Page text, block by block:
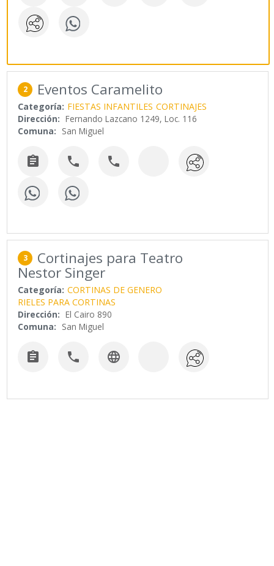
2 Eventos Caramelito
Categoría: FIESTAS INFANTILES CORTINAJES
Dirección: Fernando Lazcano 1249, Loc. 116
Comuna: San Miguel
  
3 Cortinajes para Teatro
Nestor Singer
Categoría: CORTINAS DE GENERO
RIELES PARA CORTINAS
Dirección: El Cairo 890
Comuna: San Miguel
  